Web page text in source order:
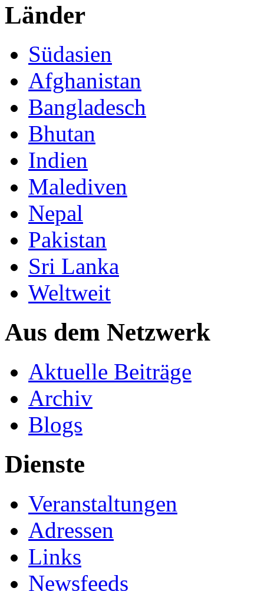
Länder
Südasien
Afghanistan
Bangladesch
Bhutan
Indien
Malediven
Nepal
Pakistan
Sri Lanka
Weltweit
Aus dem Netzwerk
Aktuelle Beiträge
Archiv
Blogs
Dienste
Veranstaltungen
Adressen
Links
Newsfeeds